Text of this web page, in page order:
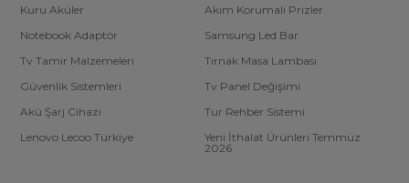
Kuru Aküler
Akım Korumalı Prizler
Notebook Adaptör
Samsung Led Bar
Tv Tamir Malzemeleri
Tırnak Masa Lambası
Güvenlik Sistemleri
Tv Panel Değişimi
Akü Şarj Cihazı
Tur Rehber Sistemi
Lenovo Lecoo Türkiye
Yeni İthalat Ürünleri Temmuz
2026